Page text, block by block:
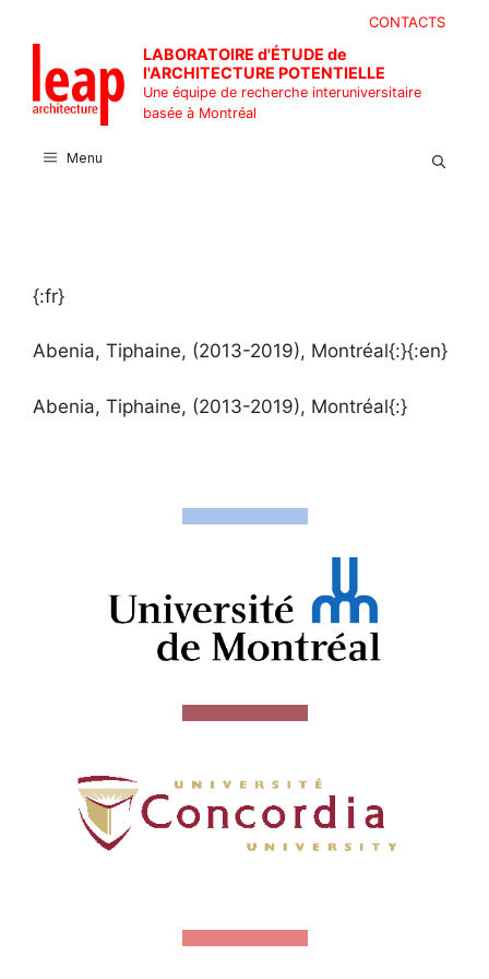
contenu
CONTACTS
LABORATOIRE d'ÉTUDE de
l'ARCHITECTURE POTENTIELLE
Une équipe de recherche interuniversitaire
basée à Montréal
Menu
{:fr}
Abenia, Tiphaine, (2013-2019), Montréal{:}{:en}
Abenia, Tiphaine, (2013-2019), Montréal{:}